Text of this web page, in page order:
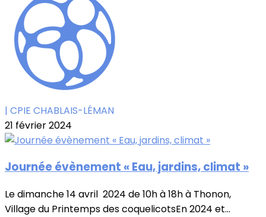
| CPIE CHABLAIS-LÉMAN
21 février 2024
Journée évènement « Eau, jardins, climat »
Le dimanche 14 avril 2024 de 10h à 18h à Thonon,
Village du Printemps des coquelicotsEn 2024 et...